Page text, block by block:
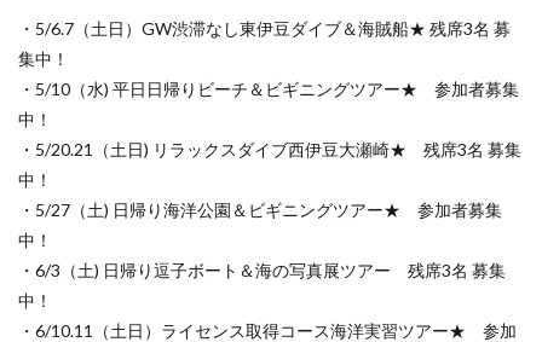
・5/6.7（土日）GW渋滞なし東伊豆ダイブ＆海賊船★ 残席3名 募
集中！
・5/10（水) 平日日帰りビーチ＆ビギニングツアー★ 参加者募集
中！
・5/20.21（土日) リラックスダイブ西伊豆大瀬崎★ 残席3名 募集
中！
・5/27（土) 日帰り海洋公園＆ビギニングツアー★ 参加者募集
中！
・6/3（土) 日帰り逗子ボート＆海の写真展ツアー 残席3名 募集
中！
・6/10.11（土日）ライセンス取得コース海洋実習ツアー★ 参加